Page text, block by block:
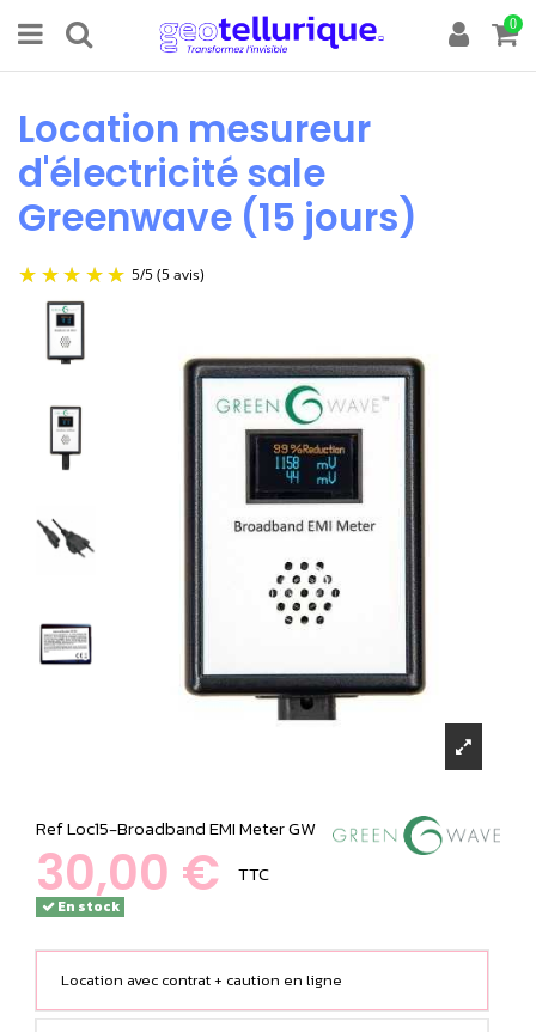
0
Location mesureur
d'électricité sale
Greenwave (15 jours)
RefLoc15-Broadband EMI Meter GW
30,00 € TTC
En stock
Location avec contrat + caution en ligne